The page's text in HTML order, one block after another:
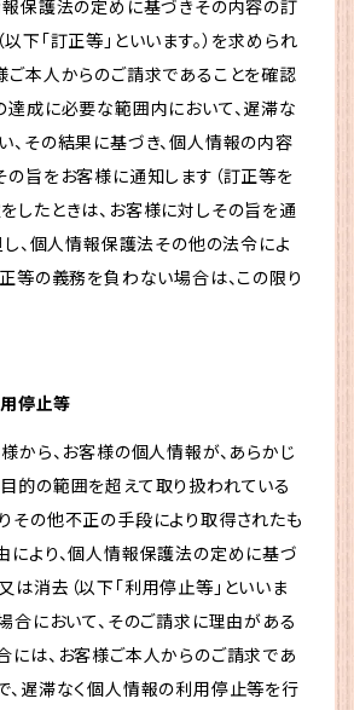
報保護法の定めに基づきその内容の訂
下「訂正等」といいます。）を求められ
ご本人からのご請求であることを確認
達成に必要な範囲内において、遅滞な
、その結果に基づき、個人情報の内容
の旨をお客様に通知します（訂正等を
したときは、お客様に対しその旨を通
し、個人情報保護法その他の法令によ
正等の義務を負わない場合は、この限り
停止等
から、お客様の個人情報が、あらかじ
的の範囲を超えて取り扱われている
その他不正の手段により取得されたも
により、個人情報保護法の定めに基づ
は消去（以下「利用停止等」といいま
合において、そのご請求に理由がある
には、お客様ご本人からのご請求であ
、遅滞なく個人情報の利用停止等を行